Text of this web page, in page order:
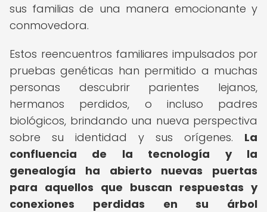
sus familias de una manera emocionante y
conmovedora.
Estos reencuentros familiares impulsados por
pruebas genéticas han permitido a muchas
personas descubrir parientes lejanos,
hermanos perdidos, o incluso padres
biológicos, brindando una nueva perspectiva
sobre su identidad y sus orígenes. La
confluencia de la tecnología y la
genealogía ha abierto nuevas puertas
para aquellos que buscan respuestas y
conexiones perdidas en su árbol